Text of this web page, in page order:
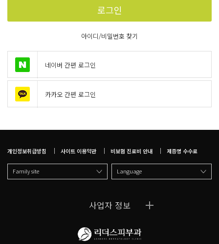
로그인
아이디/비밀번호 찾기
네이버 간편 로그인
카카오 간편 로그인
개인정보취급방침 사이트 이용약관 비보험 진료비 안내 제증명 수수료
Family site Language
사업자 정보